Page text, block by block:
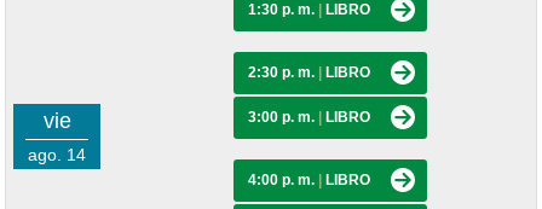
vie
ago. 14
1:30 p. m. LIBRO
2:30 p. m. LIBRO
3:00 p. m. LIBRO
4:00 p. m. LIBRO